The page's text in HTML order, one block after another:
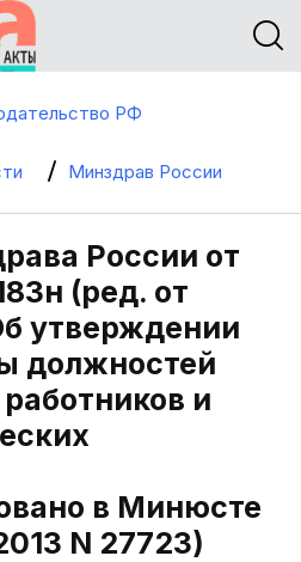
РФ
Минздрав России
России от
(ред. от
утверждении
должностей
и
в Минюсте
N 27723)